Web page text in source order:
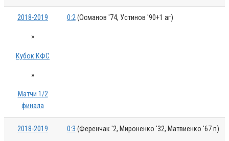
2018-2019
»
Кубок КФС
»
Матчи 1/2
финала
0:2(Османов '74, Устинов '90+1 аг)
2018-2019 0:3 (Ференчак '2, Мироненко '32, Матвиенко '67 п)